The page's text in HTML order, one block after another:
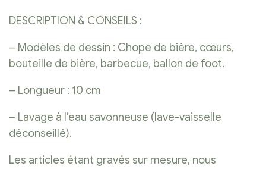
DESCRIPTION & CONSEILS :
– Modèles de dessin : Chope de bière, cœurs,
bouteille de bière, barbecue, ballon de foot.
– Longueur : 10 cm
– Lavage à l’eau savonneuse (lave-vaisselle
déconseillé).
Les articles étant gravés sur mesure, nous